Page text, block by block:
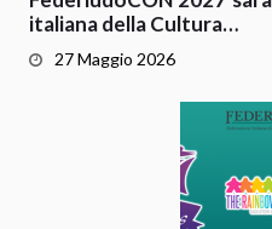
27 Maggio 2026
italiana della Cultura…